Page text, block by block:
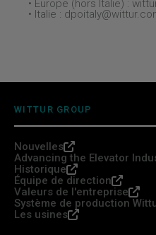
• Europe (hors Italie) :
• Italie :
WITTUR GROUP
Nouvelles
Advancing the Elevator
Historique
Équipe de direction
Valeurs de l'entreprise
Système de production
Les usines